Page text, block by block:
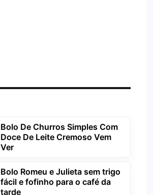
Bolo De Churros Simples Com
Doce De Leite Cremoso Vem
Ver
Bolo Romeu e Julieta sem trigo
fácil e fofinho para o café da
tarde